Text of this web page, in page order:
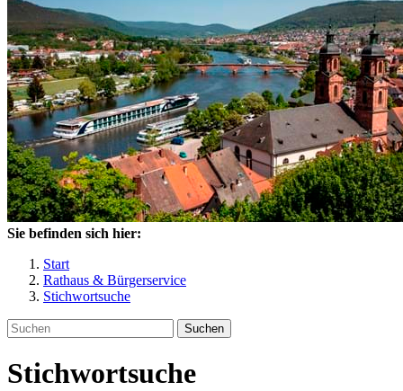
Sie befinden sich hier:
Start
Rathaus & Bürgerservice
Stichwortsuche
Suchen
Stichwortsuche